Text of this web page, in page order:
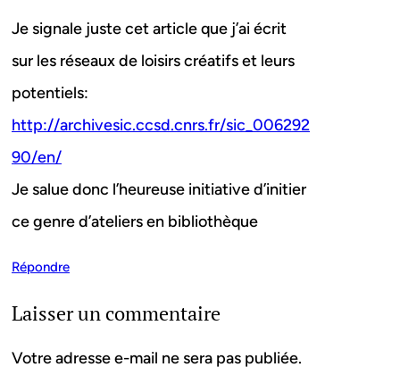
Je signale juste cet article que j’ai écrit
sur les réseaux de loisirs créatifs et leurs
potentiels:
http://archivesic.ccsd.cnrs.fr/sic_006292
90/en/
Je salue donc l’heureuse initiative d’initier
ce genre d’ateliers en bibliothèque
Répondre
Laisser un commentaire
Votre adresse e-mail ne sera pas publiée.